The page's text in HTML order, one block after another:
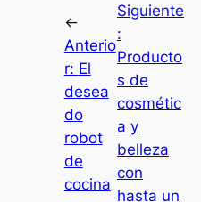
←
Anterio
r: El
desea
do
robot
de
cocina
Siguiente
:
Producto
s de
cosmétic
a y
belleza
con
hasta un